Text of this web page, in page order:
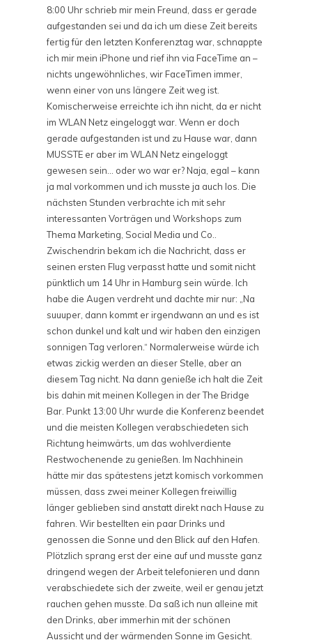
8:00 Uhr schrieb mir mein Freund, dass er gerade
aufgestanden sei und da ich um diese Zeit bereits
fertig für den letzten Konferenztag war, schnappte
ich mir mein iPhone und rief ihn via FaceTime an –
nichts ungewöhnliches, wir FaceTimen immer,
wenn einer von uns längere Zeit weg ist.
Komischerweise erreichte ich ihn nicht, da er nicht
im WLAN Netz eingeloggt war. Wenn er doch
gerade aufgestanden ist und zu Hause war, dann
MUSSTE er aber im WLAN Netz eingeloggt
gewesen sein… oder wo war er? Naja, egal – kann
ja mal vorkommen und ich musste ja auch los. Die
nächsten Stunden verbrachte ich mit sehr
interessanten Vorträgen und Workshops zum
Thema Marketing, Social Media und Co..
Zwischendrin bekam ich die Nachricht, dass er
seinen ersten Flug verpasst hatte und somit nicht
pünktlich um 14 Uhr in Hamburg sein würde. Ich
habe die Augen verdreht und dachte mir nur: „Na
suuuper, dann kommt er irgendwann an und es ist
schon dunkel und kalt und wir haben den einzigen
sonnigen Tag verloren.“ Normalerweise würde ich
etwas zickig werden an dieser Stelle, aber an
diesem Tag nicht. Na dann genieße ich halt die Zeit
bis dahin mit meinen Kollegen in der The Bridge
Bar. Punkt 13:00 Uhr wurde die Konferenz beendet
und die meisten Kollegen verabschiedeten sich
Richtung heimwärts, um das wohlverdiente
Restwochenende zu genießen. Im Nachhinein
hätte mir das spätestens jetzt komisch vorkommen
müssen, dass zwei meiner Kollegen freiwillig
länger geblieben sind anstatt direkt nach Hause zu
fahren. Wir bestellten ein paar Drinks und
genossen die Sonne und den Blick auf den Hafen.
Plötzlich sprang erst der eine auf und musste ganz
dringend wegen der Arbeit telefonieren und dann
verabschiedete sich der zweite, weil er genau jetzt
rauchen gehen musste. Da saß ich nun alleine mit
den Drinks, aber immerhin mit der schönen
Aussicht und der wärmenden Sonne im Gesicht.